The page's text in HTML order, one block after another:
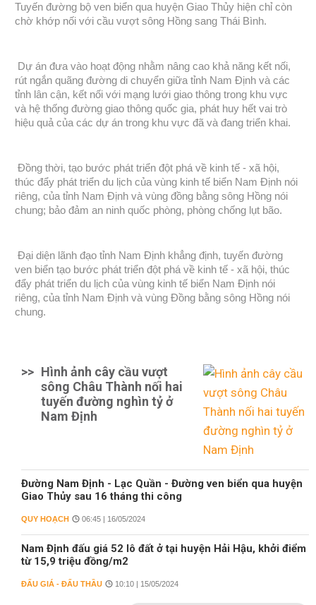
Tuyến đường bộ ven biển qua huyện Giao Thủy hiện chỉ còn
chờ khớp nối với cầu vượt sông Hồng sang Thái Bình.
Dự án đưa vào hoạt động nhằm nâng cao khả năng kết nối,
rút ngắn quãng đường di chuyển giữa tỉnh Nam Định và các
tỉnh lân cận, kết nối với mạng lưới giao thông trong khu vực
và hệ thống đường giao thông quốc gia, phát huy hết vai trò
hiệu quả của các dự án trong khu vực đã và đang triển khai.
Đồng thời, tạo bước phát triển đột phá về kinh tế - xã hội,
thúc đẩy phát triển du lịch của vùng kinh tế biển Nam Định nói
riêng, của tỉnh Nam Định và vùng đồng bằng sông Hồng nói
chung; bảo đảm an ninh quốc phòng, phòng chống lụt bão.
Đại diện lãnh đạo tỉnh Nam Định khẳng định, tuyến đường
ven biển tạo bước phát triển đột phá về kinh tế - xã hội, thúc
đẩy phát triển du lịch của vùng kinh tế biển Nam Định nói
riêng, của tỉnh Nam Định và vùng Đồng bằng sông Hồng nói
chung.
>> Hình ảnh cây cầu vượt
sông Châu Thành nối hai
tuyến đường nghìn tỷ ở
Nam Định
Đường Nam Định - Lạc Quần - Đường ven biển qua huyện
Giao Thủy sau 16 tháng thi công
QUY HOẠCH 06:45 | 16/05/2024
Nam Định đấu giá 52 lô đất ở tại huyện Hải Hậu, khởi điểm
từ 15,9 triệu đồng/m2
ĐẤU GIÁ - ĐẤU THẦU 10:10 | 15/05/2024